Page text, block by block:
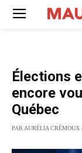
Élections
encore
Québec
PAR AURÉLIA CRÉMOUX